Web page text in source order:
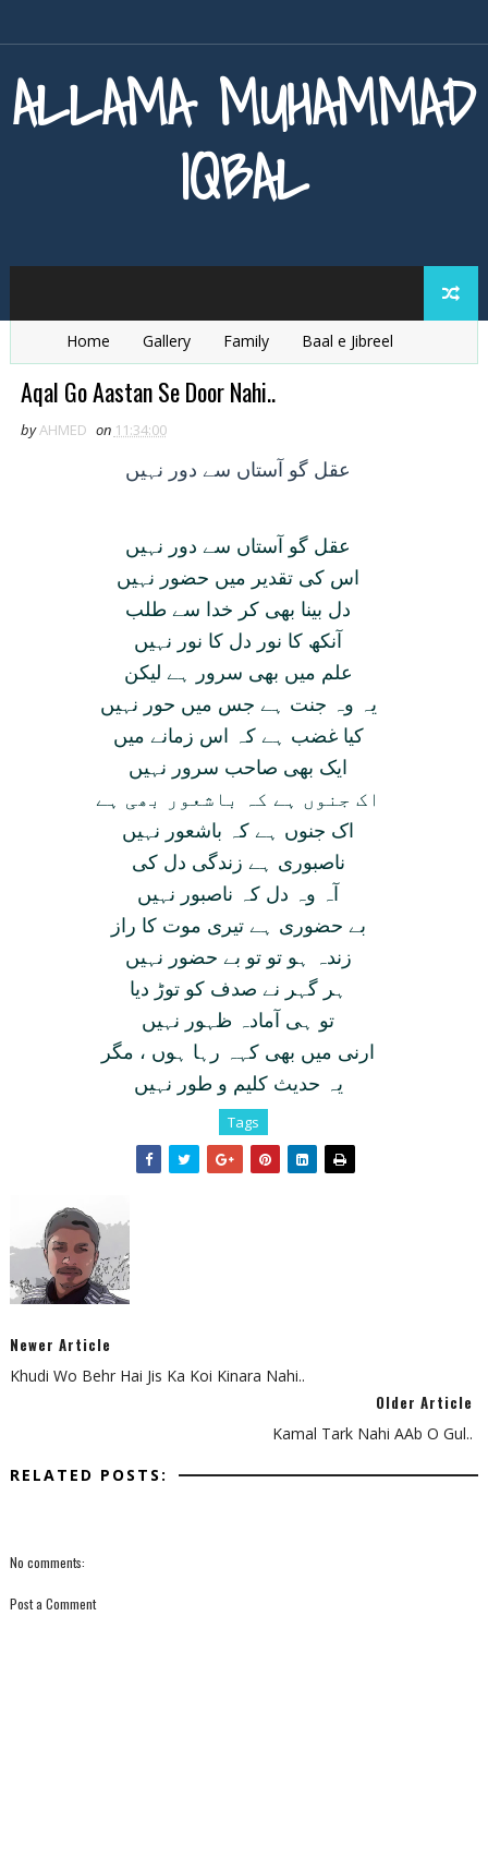
ALLAMA MUHAMMAD
IQBAL
Home Gallery Family
Baal e Jibreel
Zarb e Kaleem
Armaghan e Hijaz
Aqal Go Aastan Se Door Nahi..
byAHMED on 11:34:00
عقل گو آستاں سے دور نہيں
عقل گو آستاں سے دور نہيں
اس کی تقدير ميں حضور نہيں
دل بينا بھی کر خدا سے طلب
آنکھ کا نور دل کا نور نہيں
علم ميں بھی سرور ہے ليکن
يہ وہ جنت ہے جس ميں حور نہيں
کيا غضب ہے کہ اس زمانے ميں
ايک بھی صاحب سرور نہيں
اک جنوں ہے کہ باشعور بھی ہے
اک جنوں ہے کہ باشعور نہيں
ناصبوری ہے زندگی دل کی
آہ وہ دل کہ ناصبور نہيں
بے حضوری ہے تيری موت کا راز
زندہ ہو تو تو بے حضور نہيں
ہر گہر نے صدف کو توڑ ديا
تو ہی آمادہ ظہور نہيں
ارنی ميں بھی کہہ رہا ہوں ، مگر
يہ حديث کليم و طور نہيں
Tags
Newer Article
Khudi Wo Behr Hai Jis Ka Koi Kinara Nahi..
Older Article
Kamal Tark Nahi AAb O Gul..
RELATED POSTS:
No comments:
Post a Comment